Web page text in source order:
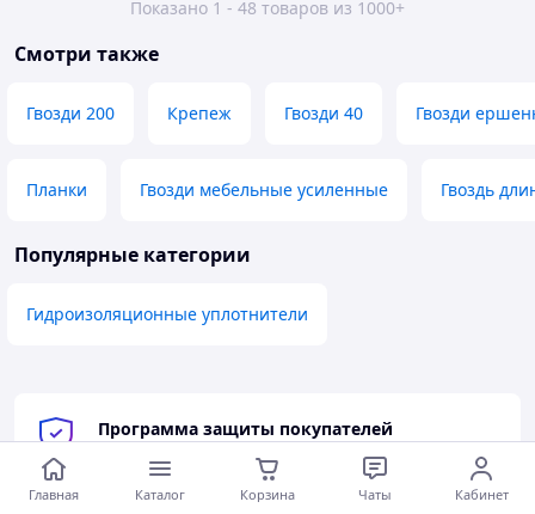
Показано 1 - 48 товаров из 1000+
Смотри также
Гвозди 200 Крепеж Гвозди 40 Гвозди
Планки Гвозди мебельные усиленные Гвоздь
Популярные категории
Гидроизоляционные уплотнители
Программа защиты покупателей
satu.kzпредоставляет защиту покупок до
50 000 тгпри оформлении заказа через
Главная Каталог Корзина Чаты Кабинет